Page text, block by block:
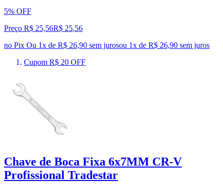
5% OFF
Preço R$ 25,56R$ 25,56
no Pix Ou 1x de R$ 26,90 sem jurosou 1x de R$ 26,90 sem juros
Cupom R$ 20 OFF
Chave de Boca Fixa 6x7MM CR-V
Profissional Tradestar